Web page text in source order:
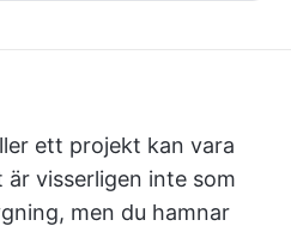
ett projekt kan vara
visserligen inte som
men du hamnar